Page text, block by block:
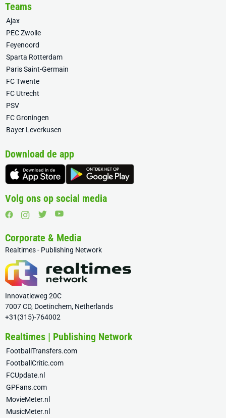
Teams
Ajax
PEC Zwolle
Feyenoord
Sparta Rotterdam
Paris Saint-Germain
FC Twente
FC Utrecht
PSV
FC Groningen
Bayer Leverkusen
Download de app
Volg ons op social media
Corporate & Media
Realtimes - Publishing Network
Innovatieweg 20C
7007 CD, Doetinchem, Netherlands
+31(315)-764002
Realtimes | Publishing Network
FootballTransfers.com
FootballCritic.com
FCUpdate.nl
GPFans.com
MovieMeter.nl
MusicMeter.nl